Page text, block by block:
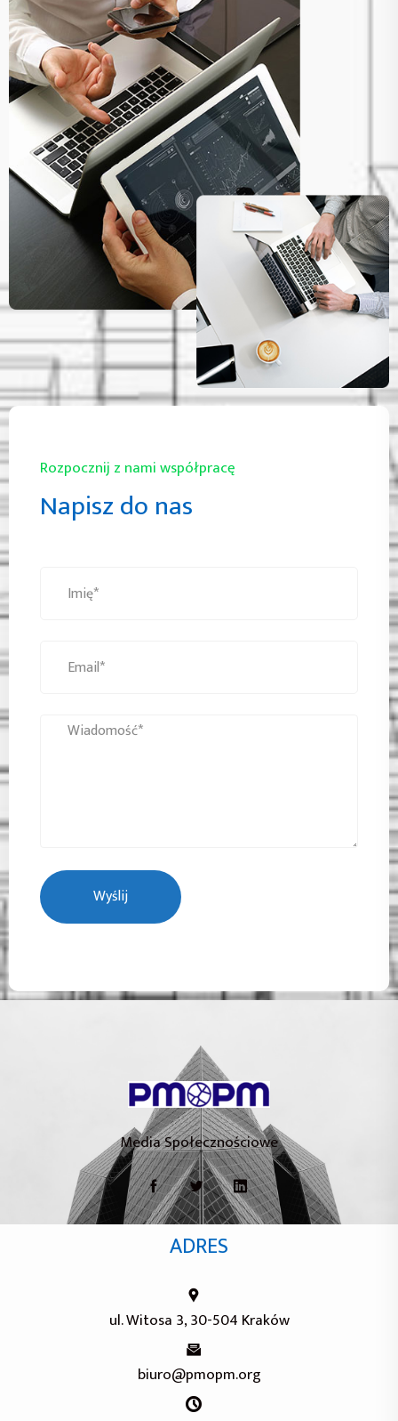
Rozpocznij z nami współpracę
Napisz do nas
Wyślij
Media Społecznościowe
ADRES
ul. Witosa 3, 30-504 Kraków
biuro@pmopm.org